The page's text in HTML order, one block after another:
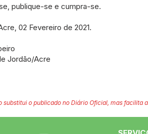
publique-se e cumpra-se.
02 Fevereiro de 2021.
Jordão/Acre
substitui o publicado no Diário Oficial, mas facilita